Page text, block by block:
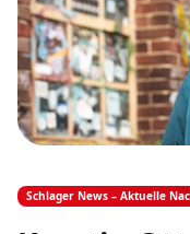
Schlager News – Aktuelle